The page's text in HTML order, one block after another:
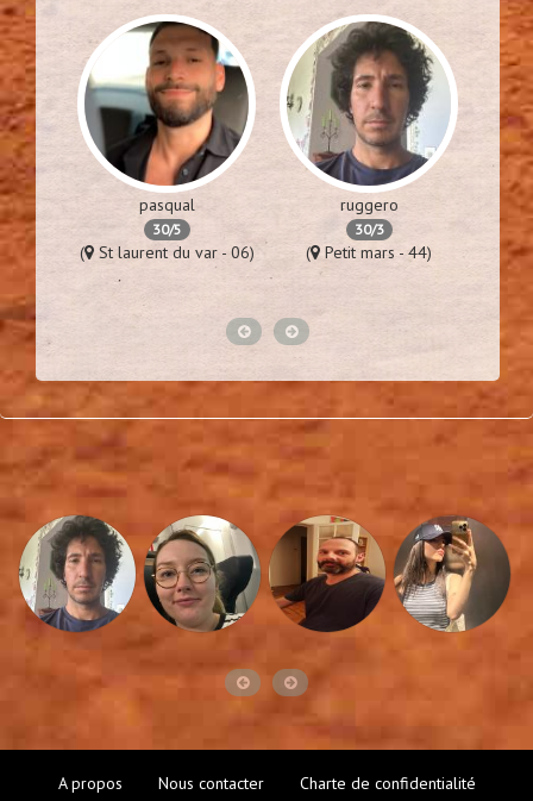
- 94)
pasqual
30/5
( St laurent du var - 06)
ruggero
30/3
( Petit mars - 44) (
A propos Nous contacter Charte de confidentialité